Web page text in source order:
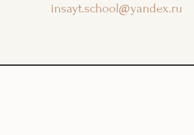
insayt.school@yandex.ru